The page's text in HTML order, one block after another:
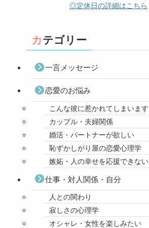
◎定休日の詳細はこちら
カテゴリー
一言メッセージ
恋愛のお悩み
こんな彼に惹かれてしまいます
カップル・夫婦関係
婚活・パートナーが欲しい
恥ずかしがり屋の恋愛心理学
嫉妬・人の幸せを応援できない
仕事・対人関係・自分
人との関わり
寂しさの心理学
オシャレ・女性を楽しみたい